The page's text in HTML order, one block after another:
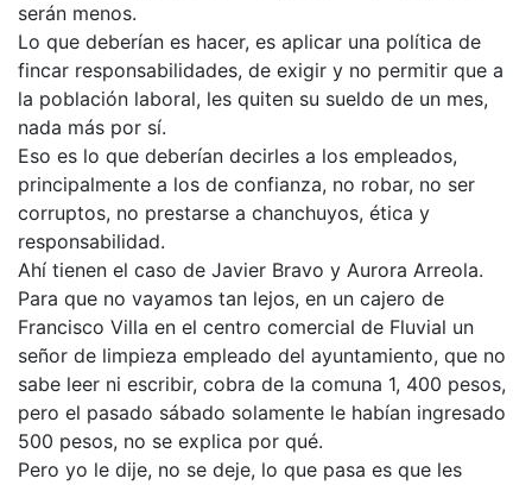
serán menos.
Lo que deberían es hacer, es aplicar una política de
fincar responsabilidades, de exigir y no permitir que a
la población laboral, les quiten su sueldo de un mes,
nada más por sí.
Eso es lo que deberían decirles a los empleados,
principalmente a los de confianza, no robar, no ser
corruptos, no prestarse a chanchuyos, ética y
responsabilidad.
Ahí tienen el caso de Javier Bravo y Aurora Arreola.
Para que no vayamos tan lejos, en un cajero de
Francisco Villa en el centro comercial de Fluvial un
señor de limpieza empleado del ayuntamiento, que no
sabe leer ni escribir, cobra de la comuna 1, 400 pesos,
pero el pasado sábado solamente le habían ingresado
500 pesos, no se explica por qué.
Pero yo le dije, no se deje, lo que pasa es que les